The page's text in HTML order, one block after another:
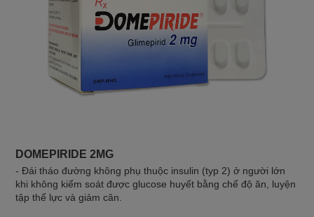
DOMEPIRIDE 2MG
- Đái tháo đường không phụ thuộc insulin (typ 2) ở người lớn
khi không kiểm soát được glucose huyết bằng chế độ ăn, luyện
tập thể lực và giảm cân.